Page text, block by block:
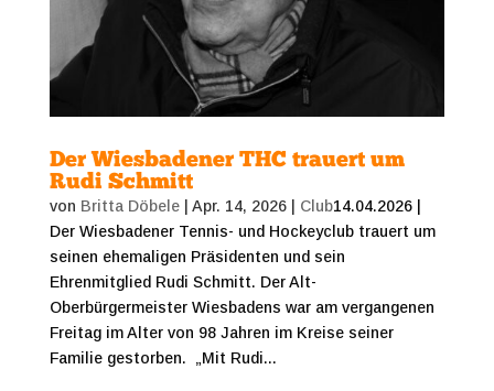
Der Wiesbadener THC trauert um
Rudi Schmitt
von Britta Döbele| Apr. 14, 2026| Club14.04.2026 |
Der Wiesbadener Tennis- und Hockeyclub trauert um
seinen ehemaligen Präsidenten und sein
Ehrenmitglied Rudi Schmitt. Der Alt-
Oberbürgermeister Wiesbadens war am vergangenen
Freitag im Alter von 98 Jahren im Kreise seiner
Familie gestorben. „Mit Rudi...